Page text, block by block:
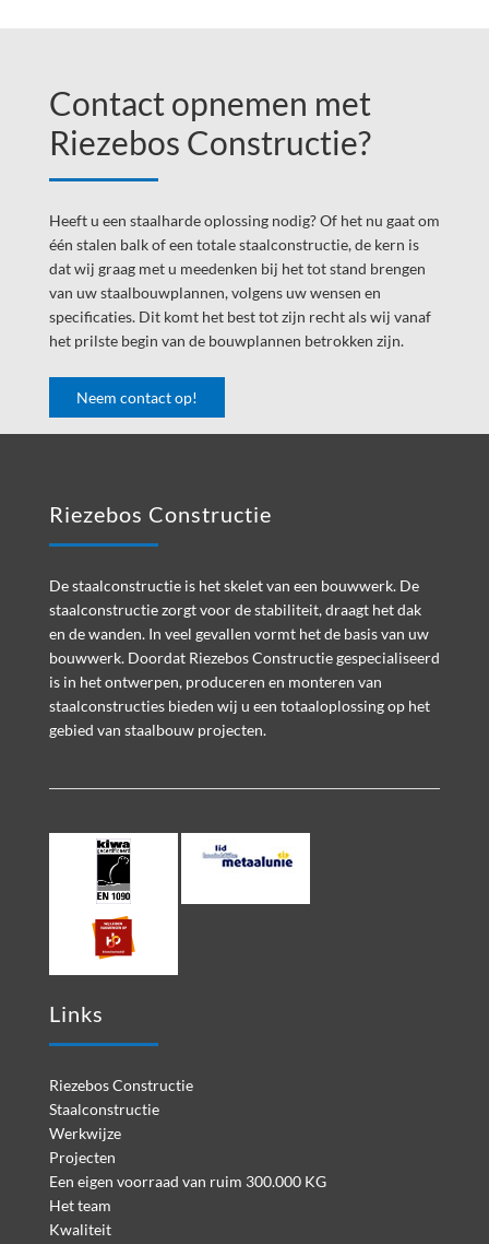
Widget
Header
Contact opnemen met
Riezebos Constructie?
Heeft u een staalharde oplossing nodig? Of het nu gaat om
één stalen balk of een totale staalconstructie, de kern is
dat wij graag met u meedenken bij het tot stand brengen
van uw staalbouwplannen, volgens uw wensen en
specificaties. Dit komt het best tot zijn recht als wij vanaf
het prilste begin van de bouwplannen betrokken zijn.
Neem contact op!
Riezebos Constructie
De staalconstructie is het skelet van een bouwwerk. De
staalconstructie zorgt voor de stabiliteit, draagt het dak
en de wanden. In veel gevallen vormt het de basis van uw
bouwwerk. Doordat Riezebos Constructie gespecialiseerd
is in het ontwerpen, produceren en monteren van
staalconstructies bieden wij u een totaaloplossing op het
gebied van staalbouw projecten.
Links
Riezebos Constructie
Staalconstructie
Werkwijze
Projecten
Een eigen voorraad van ruim 300.000 KG
Het team
Kwaliteit